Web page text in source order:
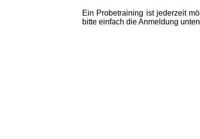
Ein Probetraining ist jederzeit
bitte einfach die Anmeldung